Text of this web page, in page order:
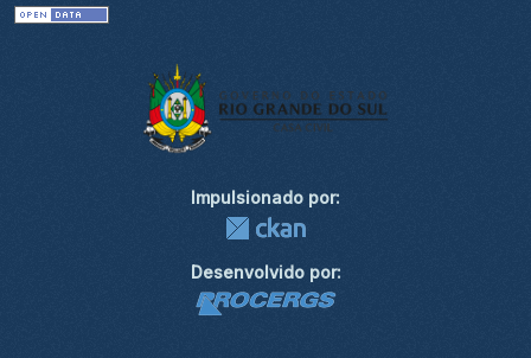
Impulsionado por:
Desenvolvido por: